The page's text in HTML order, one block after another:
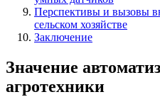
Перспективы и вызовы
сельском хозяйстве
Заключение
Значение
агротехники